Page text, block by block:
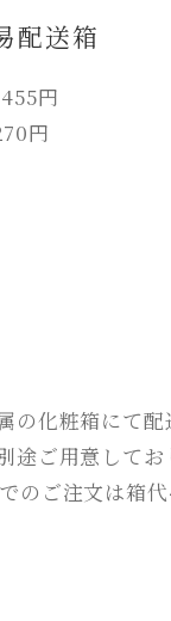
配送箱
円
円
化粧箱にて配
ご用意してお
ご注文は箱代